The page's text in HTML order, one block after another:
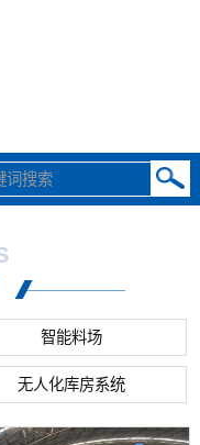
智能料场
无人化库房系统